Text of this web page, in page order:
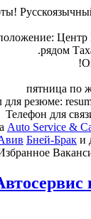
рядом
пятница по
резюме:
Телефон для
Auto Service &
Бней-Брак и